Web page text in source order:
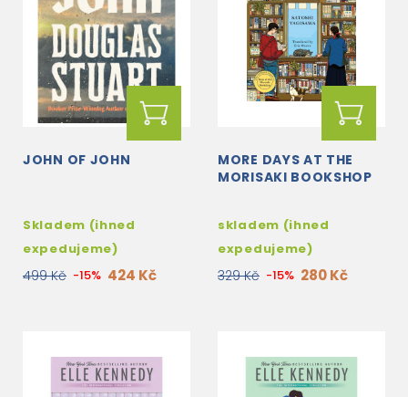
JOHN OF JOHN
Skladem (ihned
expedujeme)
499 Kč -15% 424 Kč
MORE DAYS AT THE
MORISAKI BOOKSHOP
skladem (ihned
expedujeme)
329 Kč -15% 280 Kč